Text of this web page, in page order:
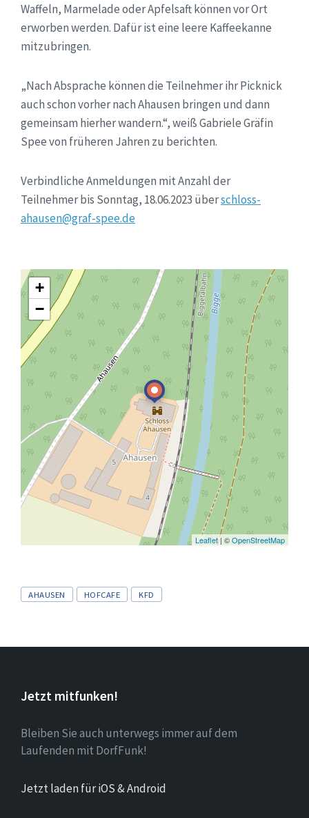
Waffeln, Marmelade oder Apfelsaft können vor Ort
erworben werden. Dafür ist eine leere Kaffeekanne
mitzubringen.
„Nach Absprache können die Teilnehmer ihr Picknick
auch schon vorher nach Ahausen bringen und dann
gemeinsam hierher wandern.“, weiß Gabriele Gräfin
Spee von früheren Jahren zu berichten.
Verbindliche Anmeldungen mit Anzahl der
Teilnehmer bis Sonntag, 18.06.2023 überschloss-
ahausen@graf-spee.de
+
−
Leaflet| ©OpenStreetMap
Tags
AHAUSEN HOFCAFE KFD
Jetzt mitfunken!
Bleiben Sie auch unterwegs immer auf dem
Laufenden mit DorfFunk!
Jetzt laden für iOS & Android